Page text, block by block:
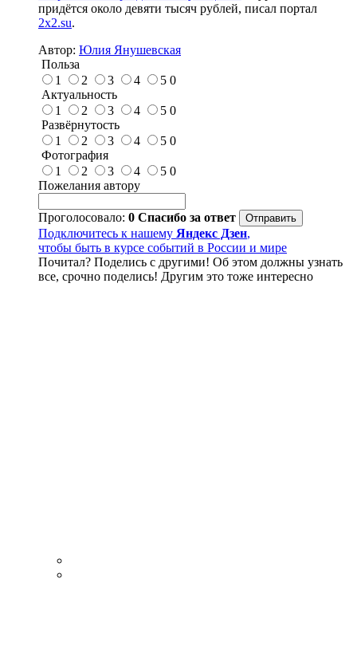
придётся около девяти тысяч рублей, писал портал
2x2.su.
Автор: Юлия Янушевская
Польза
1
2 3 4 5 0
Актуальность
1
2 3 4 5 0
Развёрнутость
1
2 3 4 5 0
Фотография
1
2 3 4 5 0
Пожелания автору
Проголосовало: 0 Спасибо за ответ
Подключитесь к нашему Яндекс Дзен,
чтобы быть в курсе событий в России и мире
Почитал? Поделись с другими! Об этом должны узнать
все, срочно поделись! Другим это тоже интересно